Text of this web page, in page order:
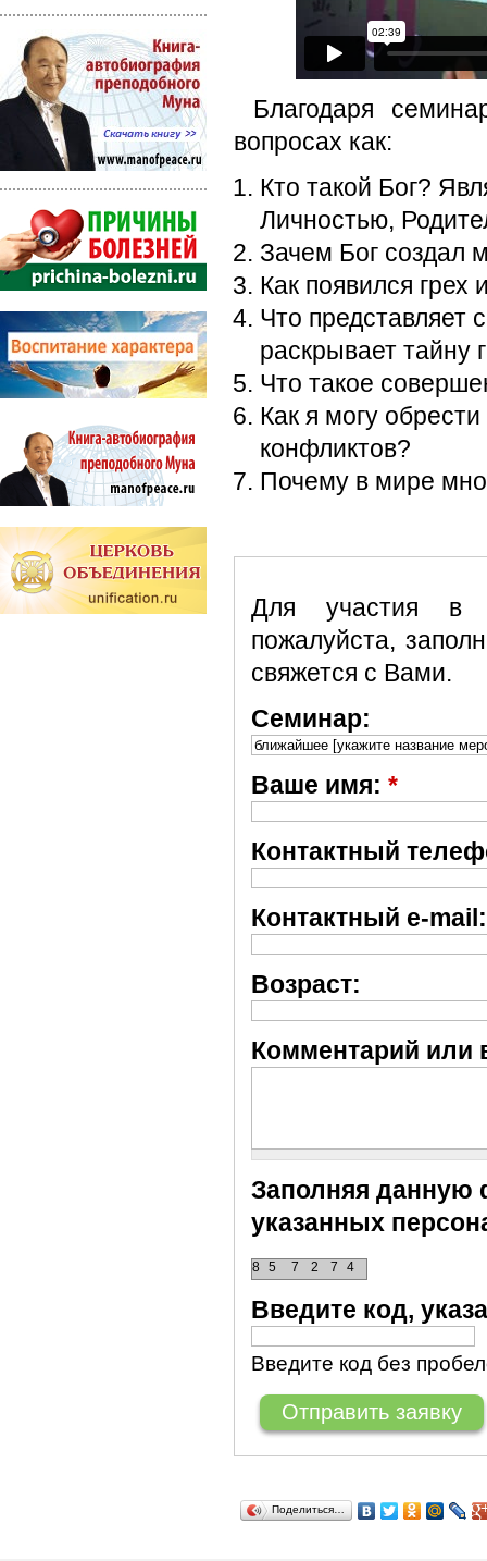
Благодаря
вопросах как:
Кто такой Бог?
Личностью,
Зачем Бог создал
Как появился грех
Что представляет
раскрывает тайну
Что такое
Как я могу
конфликтов?
Почему в мире
Для участия в
пожалуйста,
свяжется с Вами.
Семинар:
Ваше имя: *
Контактный
Контактный e-mail:
Возраст:
Комментарий или
Заполняя данную
указанных
7
2
7
8 5 4
Введите код,
Введите код без
Поделиться…